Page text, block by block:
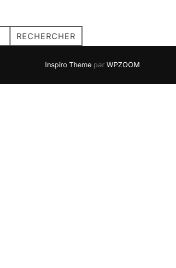
RECHERCHER
Inspiro Theme par WPZOOM